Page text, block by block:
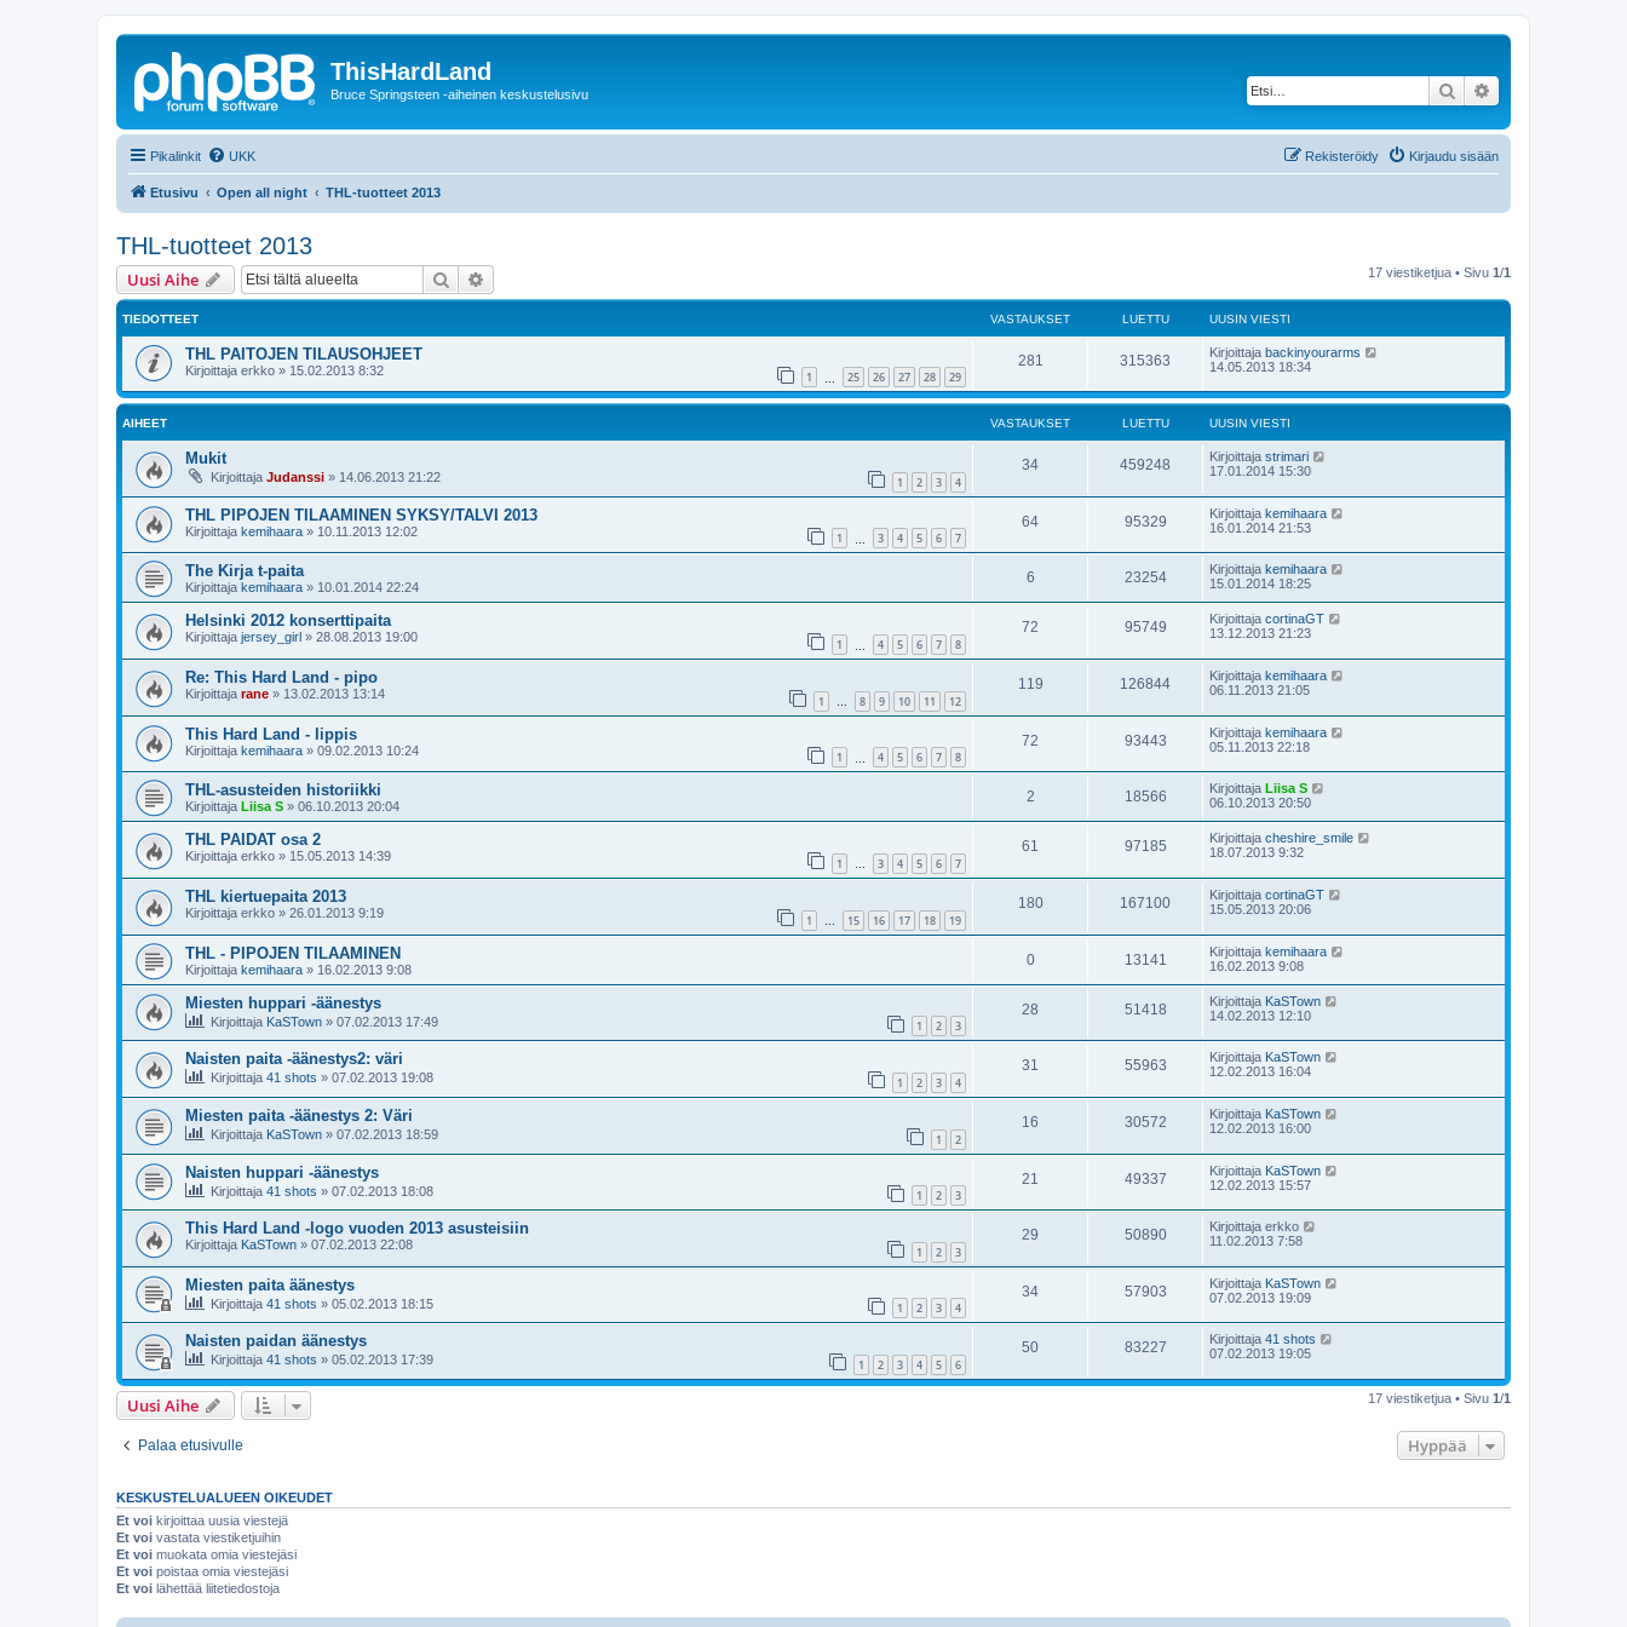
ThisHardLand
Bruce Springsteen -aiheinen keskustelusivu Etsi
Pikalinkit UKK Kirjaudu sisään
Rekisteröidy
Etusivu Open all night THL-tuotteet 2013
THL-tuotteet 2013
Uusi Aihe Etsi 17 viestiketjua • Sivu 1/1
TIEDOTTEET VASTAUKSET LUETTU UUSIN VIESTI
THL PAITOJEN TILAUSOHJEET
Kirjoittaja erkko » 15.02.2013 8:32 1 25 26 27 28 29
281 315363 Kirjoittaja backinyourarms
14.05.2013 18:34
AIHEET VASTAUKSET LUETTU UUSIN VIESTI
Mukit
Kirjoittaja Judanssi » 14.06.2013 21:22 1 2 3 4
34 459248 Kirjoittaja strimari
17.01.2014 15:30
THL PIPOJEN TILAAMINEN SYKSY/TALVI 2013
Kirjoittaja kemihaara » 10.11.2013 12:02 1 3 4 5 6 7
64 95329 Kirjoittaja kemihaara
16.01.2014 21:53
The Kirja t-paita
Kirjoittaja kemihaara » 10.01.2014 22:24
6 23254 Kirjoittaja kemihaara
15.01.2014 18:25
Helsinki 2012 konserttipaita
Kirjoittaja jersey_girl » 28.08.2013 19:00 1 4 5 6 7 8
72 95749 Kirjoittaja cortinaGT
13.12.2013 21:23
Re: This Hard Land - pipo
Kirjoittaja rane » 13.02.2013 13:14 1 … 8 9 10 11 12
119 126844 Kirjoittaja kemihaara
06.11.2013 21:05
This Hard Land - lippis
Kirjoittaja kemihaara » 09.02.2013 10:24 1 4 5 6 7 8
72 93443 Kirjoittaja kemihaara
05.11.2013 22:18
THL-asusteiden historiikki
Kirjoittaja Liisa S » 06.10.2013 20:04
2 18566 Kirjoittaja Liisa S
06.10.2013 20:50
THL PAIDAT osa 2
Kirjoittaja erkko » 15.05.2013 14:39 1 … 3 4 5 6 7
61 97185 Kirjoittaja cheshire_smile
18.07.2013 9:32
THL kiertuepaita 2013
Kirjoittaja erkko » 26.01.2013 9:19 1 … 15 16 17 18 19
180 167100 Kirjoittaja cortinaGT
15.05.2013 20:06
THL - PIPOJEN TILAAMINEN
Kirjoittaja kemihaara » 16.02.2013 9:08
0 13141 Kirjoittaja kemihaara
16.02.2013 9:08
Miesten huppari -äänestys
Kirjoittaja KaSTown » 07.02.2013 17:49 1 2 3
28 51418 Kirjoittaja KaSTown
14.02.2013 12:10
Naisten paita -äänestys2: väri
Kirjoittaja 41 shots » 07.02.2013 19:08 1 2 3 4
31 55963 Kirjoittaja KaSTown
12.02.2013 16:04
Miesten paita -äänestys 2: Väri
Kirjoittaja KaSTown » 07.02.2013 18:59 1 2
16 30572 Kirjoittaja KaSTown
12.02.2013 16:00
Naisten huppari -äänestys
Kirjoittaja 41 shots » 07.02.2013 18:08 1 2 3
21 49337 Kirjoittaja KaSTown
12.02.2013 15:57
This Hard Land -logo vuoden 2013 asusteisiin
Kirjoittaja KaSTown » 07.02.2013 22:08 1 2 3
29 50890 Kirjoittaja erkko
11.02.2013 7:58
Miesten paita äänestys
Kirjoittaja 41 shots » 05.02.2013 18:15 1 2 3 4
34 57903 Kirjoittaja KaSTown
07.02.2013 19:09
Naisten paidan äänestys
Kirjoittaja 41 shots » 05.02.2013 17:39 1 2 3 4 5 6
50 83227 Kirjoittaja 41 shots
07.02.2013 19:05
Uusi Aihe 17 viestiketjua • Sivu 1/1
Palaa etusivulle Hyppää
KESKUSTELUALUEEN OIKEUDET
Et voi kirjoittaa uusia viestejä
Et voi vastata viestiketjuihin
Et voi muokata omia viestejäsi
Et voi poistaa omia viestejäsi
Et voi lähettää liitetiedostoja